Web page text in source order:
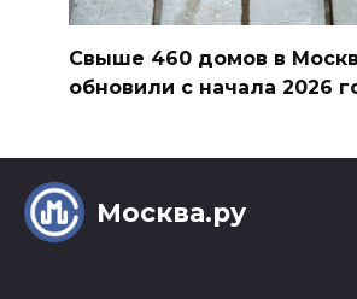
Свыше 460 домов в
обновили с начала 2026
Москва.ру